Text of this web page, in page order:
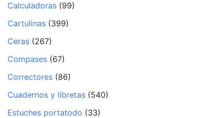
Calculadoras (99)
Cartulinas (399)
Ceras (267)
Compases (67)
Correctores (86)
Cuadernos y libretas (540)
Estuches portatodo (33)